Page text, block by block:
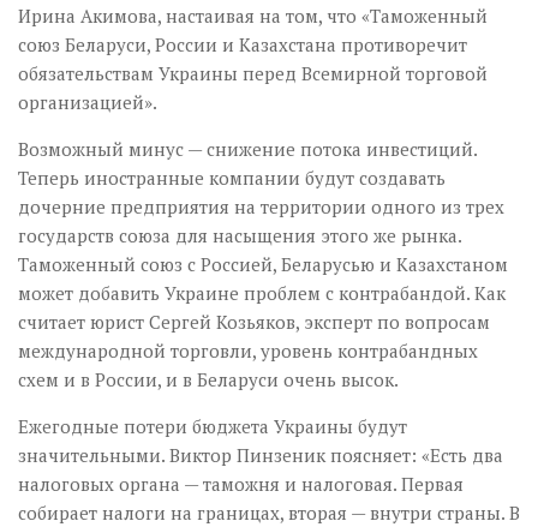
Ирина Акимова, настаивая на том, что «Таможенный
союз Беларуси, России и Казахстана противоречит
обязательствам Украины перед Всемирной торговой
организацией».
Возможный минус — снижение потока инвестиций.
Теперь иностранные компании будут создавать
дочерние предприятия на территории одного из трех
государств союза для насыщения этого же рынка.
Таможенный союз с Россией, Беларусью и Казахстаном
может добавить Украине проблем с контрабандой. Как
считает юрист Сергей Козьяков, эксперт по вопросам
международной торговли, уровень контрабандных
схем и в России, и в Беларуси очень высок.
Ежегодные потери бюджета Украины будут
значительными. Виктор Пинзеник поясняет: «Есть два
налоговых органа — таможня и налоговая. Первая
собирает налоги на границах, вторая — внутри страны. В